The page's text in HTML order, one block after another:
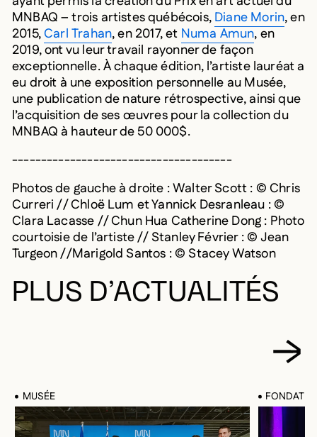
MNBAQ – trois artistes québécois,Diane Morin, en
2015,Carl Trahan, en 2017, et Numa Amun, en
2019, ont vu leur travail rayonner de façon
exceptionnelle. À chaque édition, l’artiste lauréat a
eu droit à une exposition personnelle au Musée,
une publication de nature rétrospective, ainsi que
l’acquisition de ses œuvres pour la collection du
MNBAQ à hauteur de 50 000$.
--------------------------------------
Photos de gauche à droite : Walter Scott : © Chris
Curreri // Chloë Lum et Yannick Desranleau : ©
Clara Lacasse // Chun Hua Catherine Dong : Photo
courtoisie de l’artiste // Stanley Février : © Jean
Turgeon //Marigold Santos : © Stacey Watson
PLUS D’ACTUALITÉS
MUSÉE